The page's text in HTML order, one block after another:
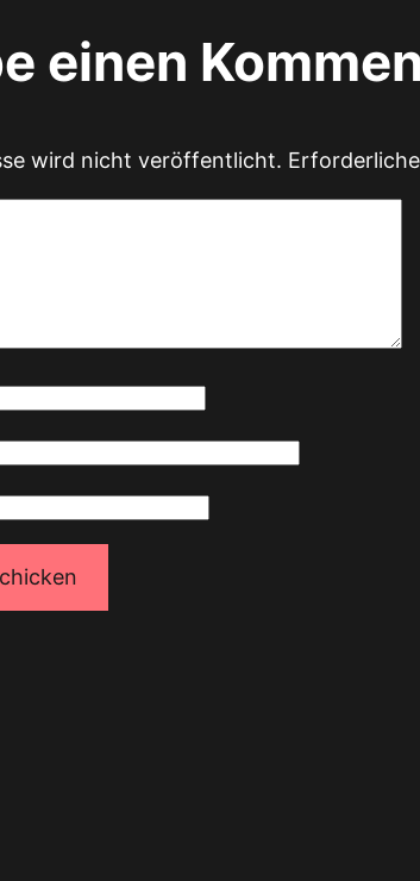
einen
wird nicht veröffentlicht.